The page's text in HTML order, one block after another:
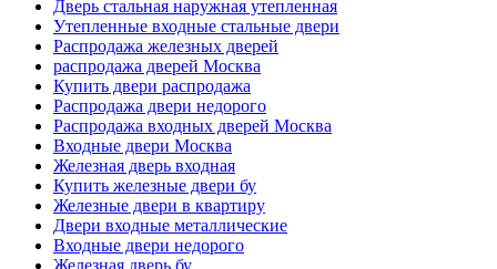
Дверь стальная наружная утепленная
Утепленные входные стальные двери
Распродажа железных дверей
распродажа дверей Москва
Купить двери распродажа
Распродажа двери недорого
Распродажа входных дверей Москва
Входные двери Москва
Железная дверь входная
Купить железные двери бу
Железные двери в квартиру
Двери входные металлические
Входные двери недорого
Железная дверь бу